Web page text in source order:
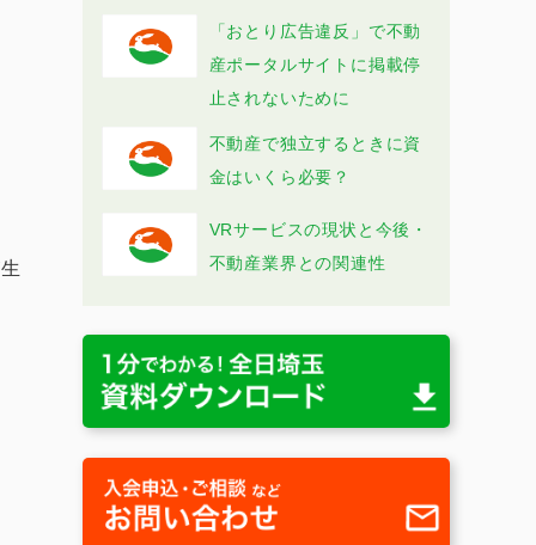
「おとり広告違反」で不動
産ポータルサイトに掲載停
止されないために
不動産で独立するときに資
金はいくら必要？
VRサービスの現状と今後・
不動産業界との関連性